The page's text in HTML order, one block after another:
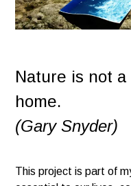
Nature is not
home.
(Gary Snyder)
This project is part of